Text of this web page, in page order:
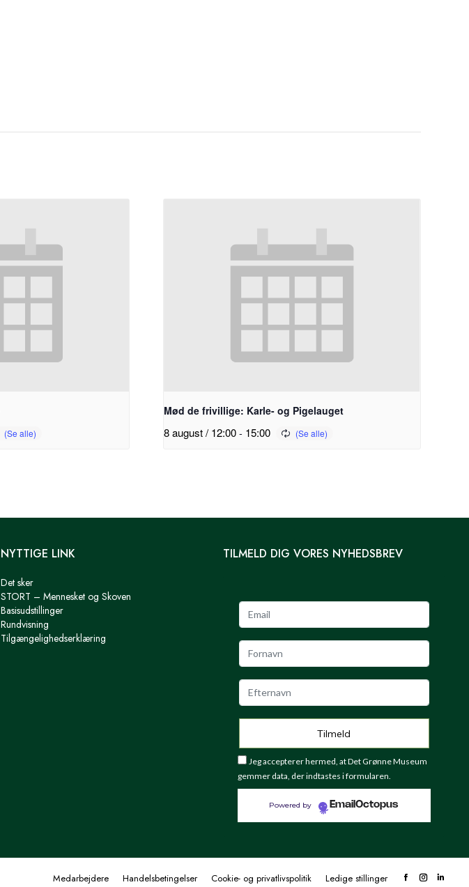
Mød de frivillige: Karle- og Pigelauget
8 august / 12:00- 15:00
NYTTIGE LINK
Det sker
STORT – Mennesket og Skoven
Basisudstillinger
Rundvisning
Tilgængelighedserklæring
TILMELD DIG VORES NYHEDSBREV
Jeg accepterer hermed, at Det Grønne Museum
gemmer data, der indtastes i formularen.
Powered by EmailOctopus
Medarbejdere Handelsbetingelser Cookie- og privatlivspolitik Ledige stillinger Facebook
Instagram